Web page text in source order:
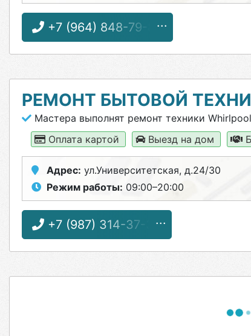
+7 (964) 848-79-83
РЕМОНТ БЫТОВОЙ
Мастера выполнят ремонт техники
Оплата картой
Выезд на дом
Адрес: ул.Университетская, д.24/30
Режим работы: 09:00–20:00
+7 (987) 314-37-33